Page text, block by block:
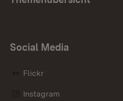
Social Media
Flickr
Instagram